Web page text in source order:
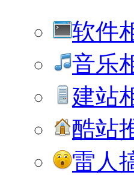
软件
音乐
建站
酷站
雷人